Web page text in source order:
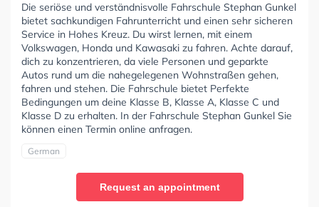
Die seriöse und verständnisvolle Fahrschule Stephan Gunkel
bietet sachkundigen Fahrunterricht und einen sehr sicheren
Service in Hohes Kreuz. Du wirst lernen, mit einem
Volkswagen, Honda und Kawasaki zu fahren. Achte darauf,
dich zu konzentrieren, da viele Personen und geparkte
Autos rund um die nahegelegenen Wohnstraßen gehen,
fahren und stehen. Die Fahrschule bietet Perfekte
Bedingungen um deine Klasse B, Klasse A, Klasse C und
Klasse D zu erhalten. In der Fahrschule Stephan Gunkel Sie
können einen Termin online anfragen.
German
Request an appointment